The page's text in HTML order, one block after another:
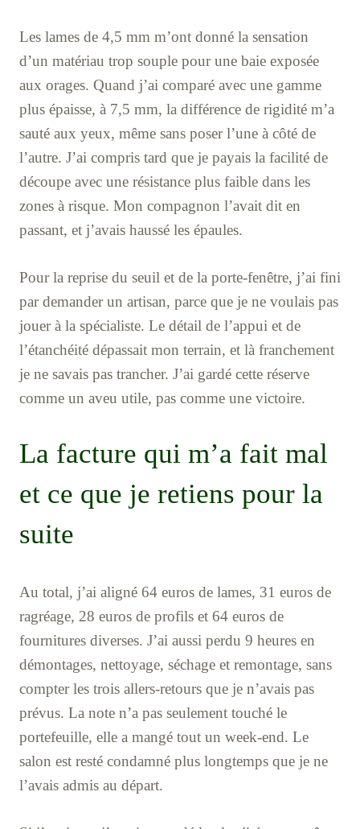
Les lames de 4,5 mm m’ont donné la sensation
d’un matériau trop souple pour une baie exposée
aux orages. Quand j’ai comparé avec une gamme
plus épaisse, à 7,5 mm, la différence de rigidité m’a
sauté aux yeux, même sans poser l’une à côté de
l’autre. J’ai compris tard que je payais la facilité de
découpe avec une résistance plus faible dans les
zones à risque. Mon compagnon l’avait dit en
passant, et j’avais haussé les épaules.
Pour la reprise du seuil et de la porte-fenêtre, j’ai fini
par demander un artisan, parce que je ne voulais pas
jouer à la spécialiste. Le détail de l’appui et de
l’étanchéité dépassait mon terrain, et là franchement
je ne savais pas trancher. J’ai gardé cette réserve
comme un aveu utile, pas comme une victoire.
La facture qui m’a fait mal
et ce que je retiens pour la
suite
Au total, j’ai aligné 64 euros de lames, 31 euros de
ragréage, 28 euros de profils et 64 euros de
fournitures diverses. J’ai aussi perdu 9 heures en
démontages, nettoyage, séchage et remontage, sans
compter les trois allers-retours que je n’avais pas
prévus. La note n’a pas seulement touché le
portefeuille, elle a mangé tout un week-end. Le
salon est resté condamné plus longtemps que je ne
l’avais admis au départ.